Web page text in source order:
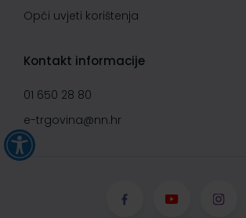
Opći uvjeti korištenja
Kontakt informacije
01 650 28 80
e-trgovina@nn.hr